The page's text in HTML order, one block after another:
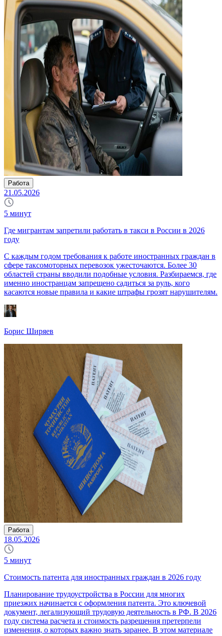
Работа
21.05.2026
5 минут
Где мигрантам запретили работать в такси в России в 2026
году
С каждым годом требования к работе иностранных граждан в
сфере таксомоторных перевозок ужесточаются. Более 30
областей страны вводили подобные условия. Разбираемся, где
именно иностранцам запрещено садиться за руль, кого
касаются новые правила и какие штрафы грозят нарушителям.
Борис Ширяев
Работа
18.05.2026
5 минут
Стоимость патента для иностранных граждан в 2026 году
Планирование трудоустройства в России для многих
приезжих начинается с оформления патента. Это ключевой
документ, легализующий трудовую деятельность в РФ. В 2026
году система расчета и стоимость разрешения претерпели
изменения, о которых важно знать заранее. В этом материале